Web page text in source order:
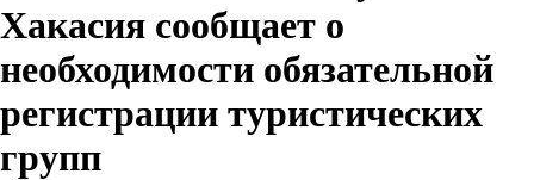
Хакасия сообщает о
необходимости обязательной
регистрации туристических
групп